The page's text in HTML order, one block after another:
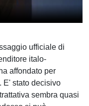
ufficiale di
italo-
affondato per
. E' stato decisivo
sembra quasi